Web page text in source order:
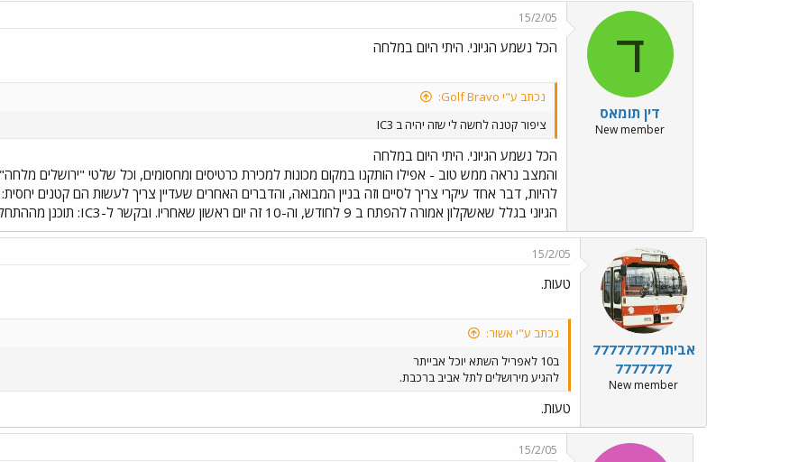
ד
דין תומאס
New member
15/2/05
הכל נשמע הגיוני. היתי היום במלחה
נכתב ע"י Golf Bravo:
ציפור קטנה לחשה לי שזה יהיה ב IC3
הכל נשמע הגיוני. היתי היום במלחה
והמצב נראה ממש טוב - אפילו הותקנו במקום מכונות למכירת כרטיסים ומחסומים, וכל שלטי "ירושלים
הגיוני בגלל שאשקלון אמורה להפתח ב 9 לחודש, וה-10 זה יום ראשון שאחריו. ובקשר ל-IC3: תוכנן מההתחלה שכמעט כל הרכבות בקו יהיו IC3, ככה שזה נשמע סביר.
אביתר77777777
7777777
New member
15/2/05
טעות.
נכתב ע"י אשור:
ב10 לאפריל השתא יוכל אבייתר
להגיע מירושלים לתל אביב ברכבת.
טעות.
15/2/05